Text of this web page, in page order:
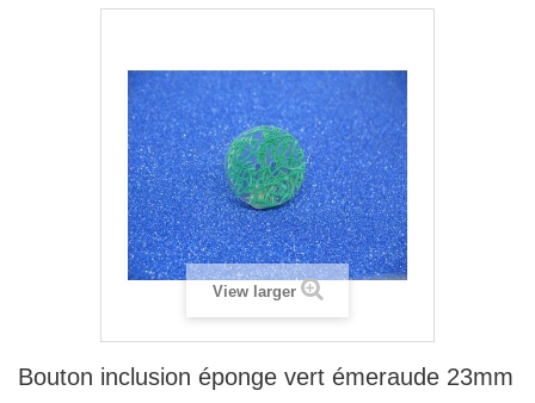
View larger
Bouton inclusion éponge vert émeraude 23mm